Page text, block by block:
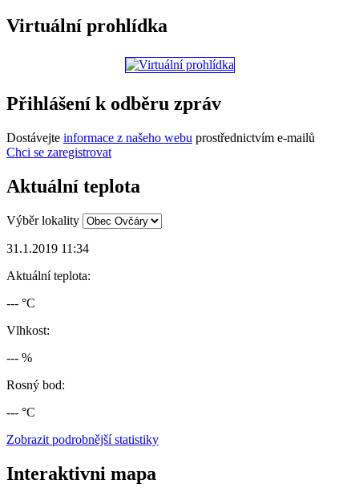
Virtuální prohlídka
Přihlášení k odběru zpráv
Dostávejte informace z našeho webu prostřednictvím e-mailů
Chci se zaregistrovat
Aktuální teplota
Výběr lokality
31.1.2019 11:34
Aktuální teplota:
--- °C
Vlhkost:
--- %
Rosný bod:
--- °C
Zobrazit podrobnější statistiky
Interaktivni mapa